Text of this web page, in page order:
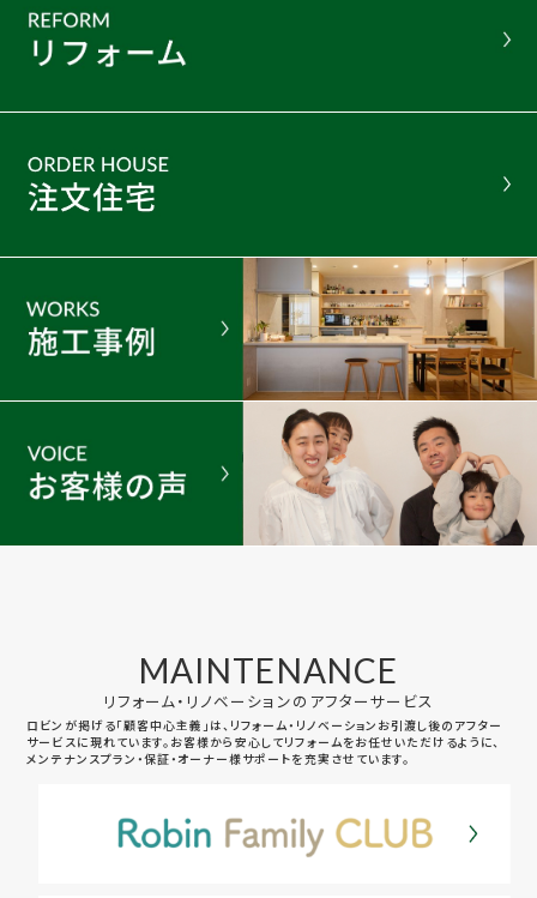
MAINTENANCE
リフォーム・リノベーションのアフターサービス
ロビンが掲げる「顧客中心主義」は、リフォーム・リノベーションお引渡し後のアフター
サービスに現れています。お客様から安心してリフォームをお任せいただけるように、
メンテナンスプラン・保証・オーナー様サポートを充実させています。